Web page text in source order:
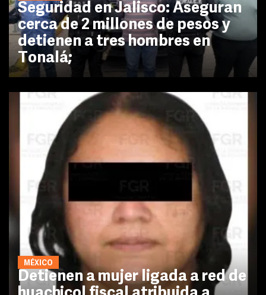
Seguridad en Jalisco: Aseguran
cerca de 2 millones de pesos y
detienen a tres hombres en
Tonalá;
MÉXICO
Detienen a mujer ligada a red de